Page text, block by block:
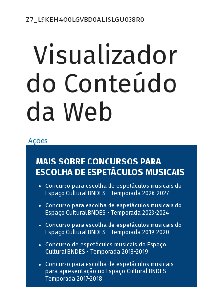
Z7_L9KEH4O0LGVBD0ALISLGU038R0
Visualizador
do Conteúdo
da Web
Ações
MAIS SOBRE CONCURSOS PARA
ESCOLHA DE ESPETÁCULOS MUSICAIS
Concurso para escolha de espetáculos musicais do
Espaço Cultural BNDES - Temporada 2026-2027
Concurso para escolha de espetáculos musicais do
Espaço Cultural BNDES - Temporada 2023-2024
Concurso para escolha de espetáculos musicais do
Espaço Cultural BNDES - Temporada 2019-2020
Concurso de espetáculos musicais do Espaço
Cultural BNDES - Temporada 2018-2019
Concurso para escolha de espetáculos musicais
para apresentação no Espaço Cultural BNDES -
Temporada 2017-2018